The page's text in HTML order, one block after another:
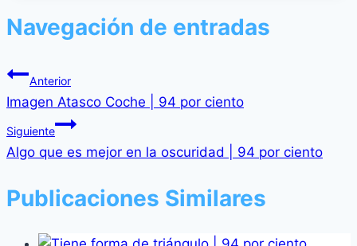
Navegación de entradas
Anterior
Imagen Atasco Coche | 94 por ciento
Siguiente
Algo que es mejor en la oscuridad | 94 por ciento
Publicaciones Similares